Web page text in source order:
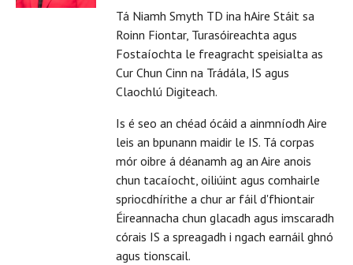
Tá Niamh Smyth TD ina hAire Stáit sa
Roinn Fiontar, Turasóireachta agus
Fostaíochta le freagracht speisialta as
Cur Chun Cinn na Trádála, IS agus
Claochlú Digiteach.
Is é seo an chéad ócáid a ainmníodh Aire
leis an bpunann maidir le IS. Tá corpas
mór oibre á déanamh ag an Aire anois
chun tacaíocht, oiliúint agus comhairle
spriocdhírithe a chur ar fáil d'fhiontair
Éireannacha chun glacadh agus imscaradh
córais IS a spreagadh i ngach earnáil ghnó
agus tionscail.